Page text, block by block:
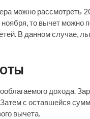
можно рассмотреть
то вычет можно
В данном случае,
дохода.
с оставшейся
вычета.